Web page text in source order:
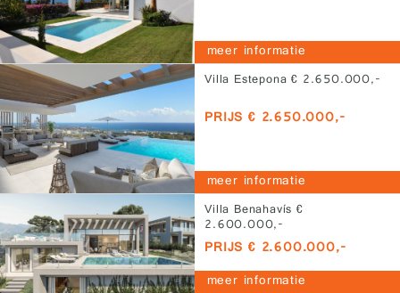
meer informatie
Villa Estepona € 2.650.000,-
PRIJS € 2.650.000,-
meer informatie
Villa Benahavís €
2.600.000,-
PRIJS € 2.600.000,-
meer informatie